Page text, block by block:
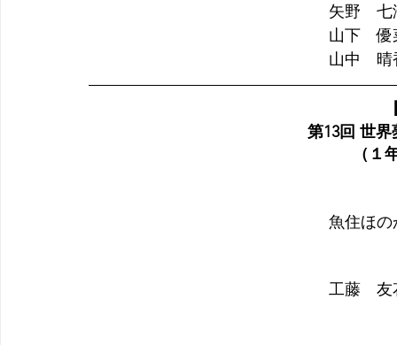
矢野　
山下　
山中　
第13回 世
（１
魚住ほ
工藤　